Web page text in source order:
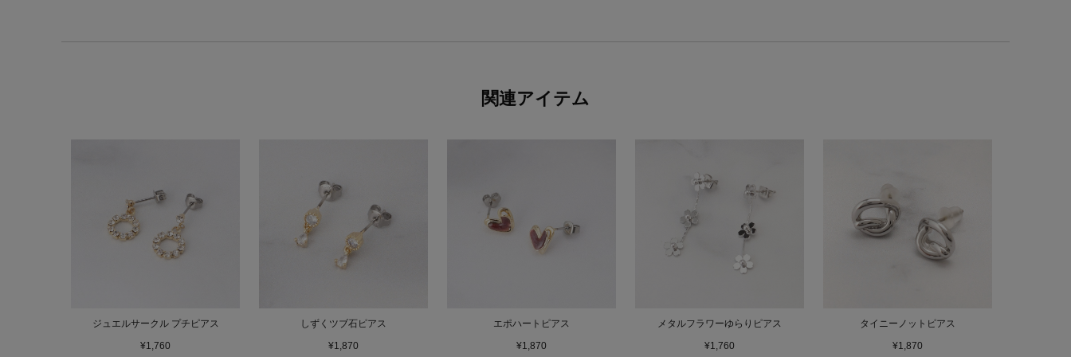
関連アイテム
ジュエルサークル プチピアス
¥1,760
しずくツブ石ピアス
¥1,870
エポハートピアス
¥1,870
メタルフラワーゆらりピアス
¥1,760
タイニーノットピアス
¥1,870